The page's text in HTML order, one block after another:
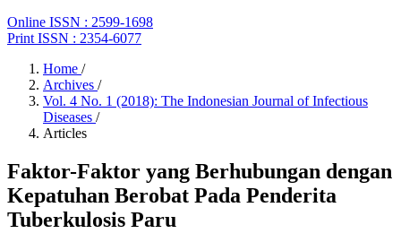
Online ISSN : 2599-1698
Print ISSN : 2354-6077
Home /
Archives /
Vol. 4 No. 1 (2018): The Indonesian Journal of Infectious
Diseases /
Articles
Faktor-Faktor yang Berhubungan dengan
Kepatuhan Berobat Pada Penderita
Tuberkulosis Paru